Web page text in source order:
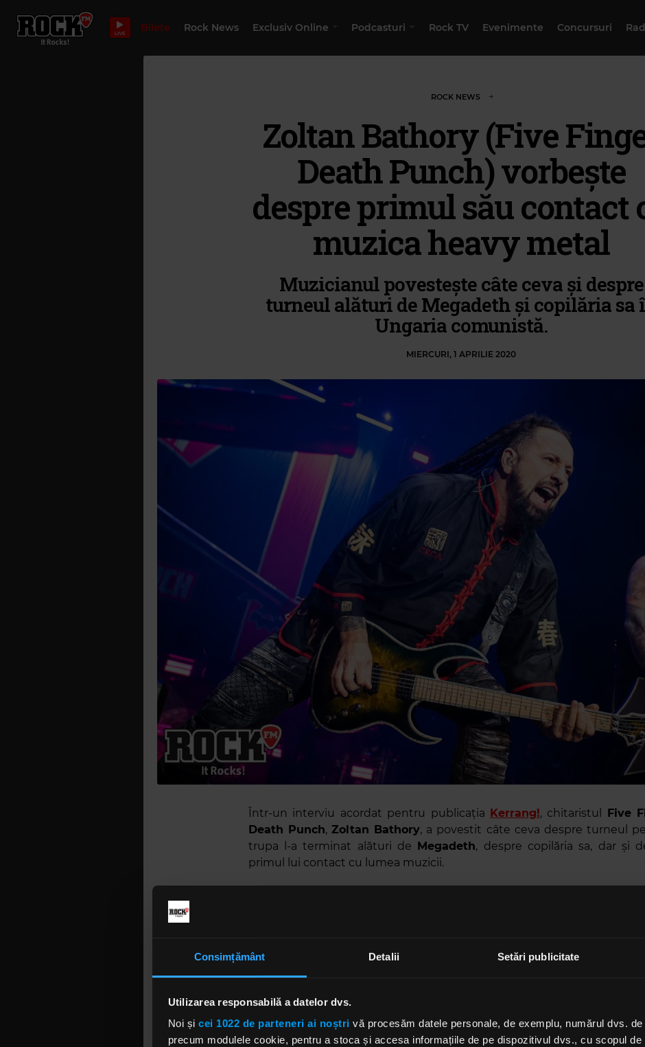
Consimțământ Detalii Setări publicitate
Utilizarea responsabilă a datelor dvs.
Noi și cei 1022 de parteneri ai noștri vă procesăm datele personale, de exemplu, numărul dvs.
precum modulele cookie, pentru a stoca și accesa informațiile de pe dispozitivul dvs., cu scopul
LIVE Bilete Rock News Exclusiv Online Podcasturi Rock TV Evenimente Concursuri
ROCK NEWS
Zoltan Bathory (Five
Death Punch) vorbește
despre primul său contact
muzica heavy metal
Muzicianul povestește câte ceva și despre
turneul alături de Megadeth și copilăria sa
Ungaria comunistă.
MIERCURI, 1 APRILIE 2020
Într-un interviu acordat pentru publicația Kerrang!, chitaristul
Five
Death Punch,Zoltan Bathory, a povestit câte ceva despre turneul
trupa l-a terminat alături de
Megadeth, despre copilăria sa, dar și
primul lui contact cu lumea muzicii.
că a fost super să îi avem și pe ei alături de noi”.
„Ca adolescent, a început să îmi placă punk-ul britanic. Ascultam o
de chestii nebunești, precumCockney Rejects,UK Subs, GBH
Exploited. Primul meu contact cu metalul a fostIron Maiden”.